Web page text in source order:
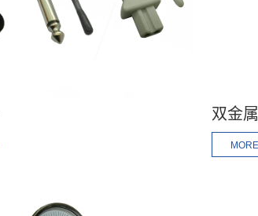
双金
MORE